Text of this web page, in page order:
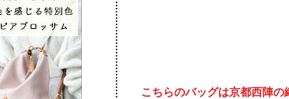
こちらのバッグは京都西陣